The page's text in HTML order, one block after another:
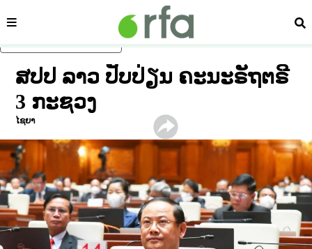
ໝວດ ຄົ້
ສປປ ລາວ ປັບປ່ຽນ ຄະນະຣັຖຕຣີ
3 ກະຊວງ
ໄຊຍາ